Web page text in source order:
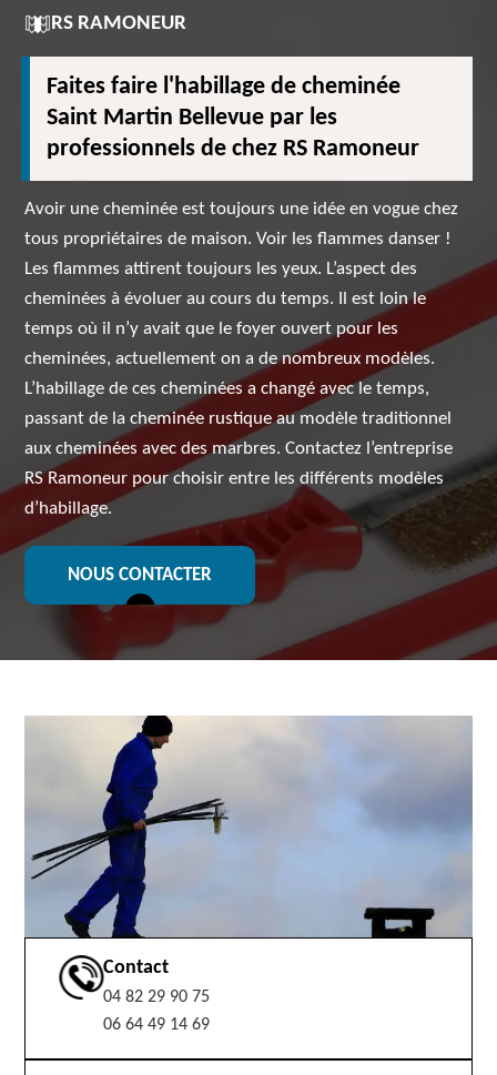
RS RAMONEUR
Faites faire l'habillage de cheminée
Saint Martin Bellevue par les
professionnels de chez RS Ramoneur
Avoir une cheminée est toujours une idée en vogue chez
tous propriétaires de maison. Voir les flammes danser !
Les flammes attirent toujours les yeux. L’aspect des
cheminées à évoluer au cours du temps. Il est loin le
temps où il n’y avait que le foyer ouvert pour les
cheminées, actuellement on a de nombreux modèles.
L’habillage de ces cheminées a changé avec le temps,
passant de la cheminée rustique au modèle traditionnel
aux cheminées avec des marbres. Contactez l’entreprise
RS Ramoneur pour choisir entre les différents modèles
d’habillage.
NOUS CONTACTER
Contact
04 82 29 90 75
06 64 49 14 69